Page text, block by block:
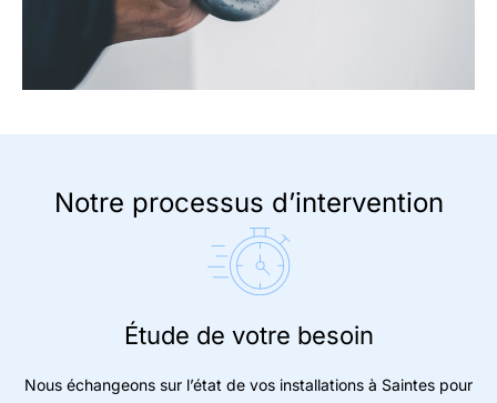
Notre processus d’intervention
Étude de votre besoin
Nous échangeons sur l’état de vos installations à Saintes pour